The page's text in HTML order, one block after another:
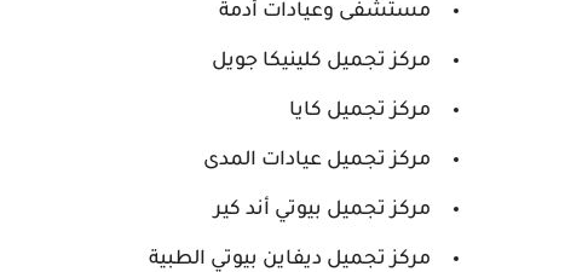
مستشفى وعيادات أدمة
مركز تجميل كلينيكا جويل
مركز تجميل كايا
مركز تجميل عيادات المدى
مركز تجميل بيوتي أند كير
مركز تجميل ديفاين بيوتي الطبية